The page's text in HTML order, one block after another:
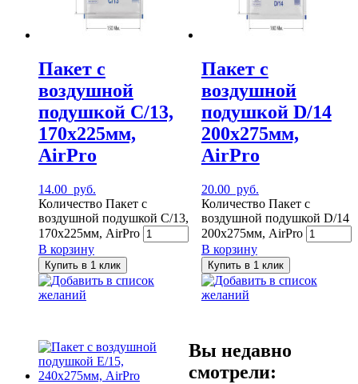
Пакет с
воздушной
подушкой C/13,
170х225мм,
AirPro
14.00 руб.
Количество Пакет с
воздушной подушкой C/13,
170х225мм, AirPro
В корзину
Купить в 1 клик
Добавить в список
желаний
Пакет с
воздушной
подушкой D/14
200х275мм,
AirPro
20.00 руб.
Количество Пакет с
воздушной подушкой D/14
200х275мм, AirPro
В корзину
Купить в 1 клик
Добавить в список
желаний
Вы недавно
смотрели: